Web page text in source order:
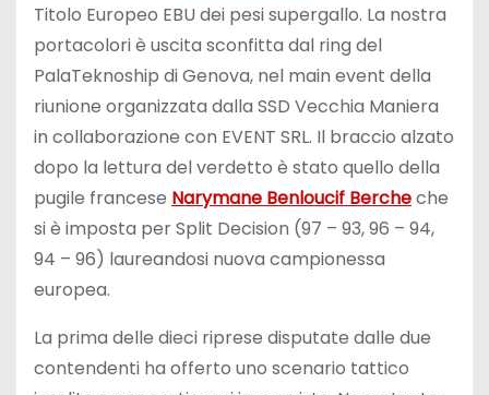
Titolo Europeo EBU dei pesi supergallo. La nostra
portacolori è uscita sconfitta dal ring del
PalaTeknoship di Genova, nel main event della
riunione organizzata dalla SSD Vecchia Maniera
in collaborazione con EVENT SRL. Il braccio alzato
dopo la lettura del verdetto è stato quello della
pugile francese Narymane Benloucif Bercheche
si è imposta per Split Decision (97 – 93, 96 – 94,
94 – 96) laureandosi nuova campionessa
europea.
La prima delle dieci riprese disputate dalle due
contendenti ha offerto uno scenario tattico